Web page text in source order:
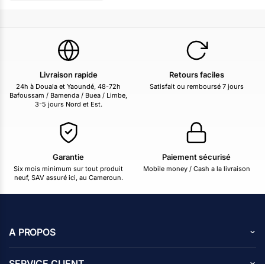
Livraison rapide
24h à Douala et Yaoundé, 48-72h
Bafoussam / Bamenda / Buea / Limbe,
3-5 jours Nord et Est.
Retours faciles
Satisfait ou remboursé 7 jours
Garantie
Six mois minimum sur tout produit
neuf, SAV assuré ici, au Cameroun.
Paiement sécurisé
Mobile money / Cash a la livraison
A PROPOS